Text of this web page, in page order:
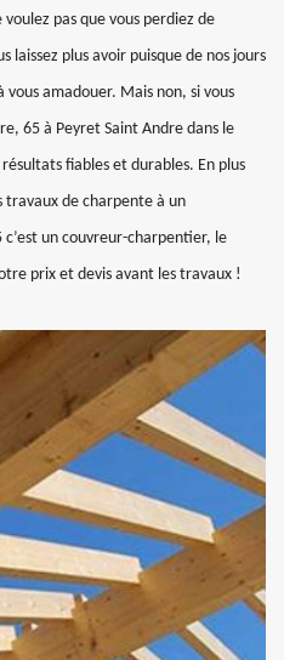
voulez pas que vous perdiez de
laissez plus avoir puisque de nos jours
amadouer. Mais non, si vous
65 à Peyret Saint Andre dans le
fiables et durables. En plus
travaux de charpente à un
un couvreur-charpentier, le
prix et devis avant les travaux !